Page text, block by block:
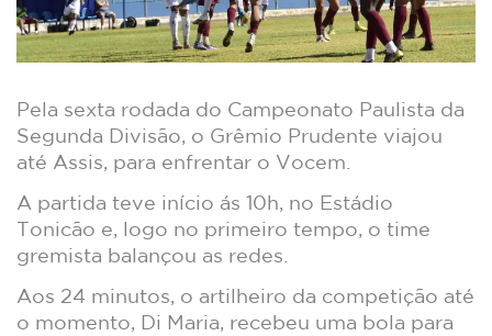
Pela sexta rodada do Campeonato Paulista da
Segunda Divisão, o Grêmio Prudente viajou
até Assis, para enfrentar o Vocem.
A partida teve início ás 10h, no Estádio
Tonicão e, logo no primeiro tempo, o time
gremista balançou as redes.
Aos 24 minutos, o artilheiro da competição até
o momento, Di Maria, recebeu uma bola para